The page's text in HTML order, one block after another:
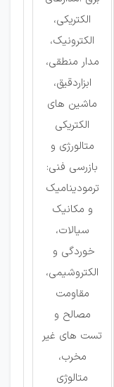
الکتریکی،
الکترونیک،
مدار منطقی،
ابزاردقیق،
ماشین های
الکتریکی
متالورژی و
بازرسی فنی:
ترمودینامیک
و مکانیک
سیالات،
خوردگی و
الکتروشیمی،
مقاومت
مصالح و
تست های غیر
مخرب،
متالوژی